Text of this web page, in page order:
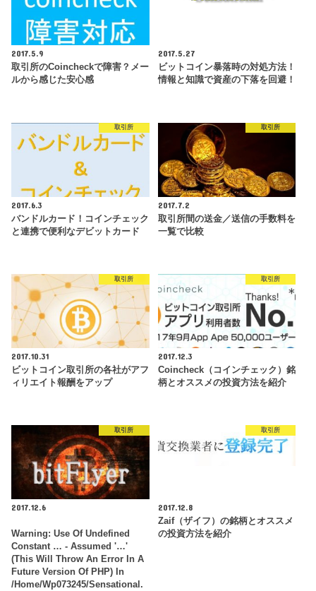
2017.5.9
取引所のcoincheckで障害？メー
ルから感じた安心感
2017.5.27
ビットコイン暴落時の対処方法！
情報と知識で資産の下落を回避！
取引所
2017.6.3
バンドルカード！コインチェック
と連携で便利なデビットカード
取引所
2017.7.2
取引所間の送金／送信の手数料を
一覧で比較
取引所
2017.10.31
ビットコイン取引所の各社がアフ
ィリエイト報酬をアップ
取引所
2017.12.3
Coincheck（コインチェック）銘
柄とオススメの投資方法を紹介
取引所
2017.12.6
Warning: Use Of Undefined
Constant … - Assumed '…'
(this Will Throw An Error In A
Future Version Of PHP) In
/home/wp073245/sensational.
取引所
2017.12.8
Zaif（ザイフ）の銘柄とオススメ
の投資方法を紹介